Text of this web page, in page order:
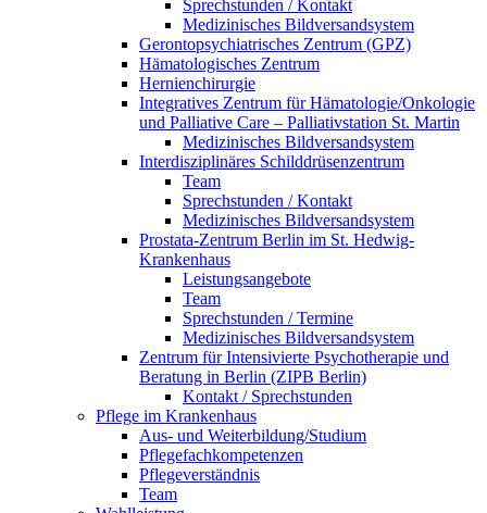
Sprechstunden / Kontakt
Medizinisches Bildversandsystem
Gerontopsychiatrisches Zentrum (GPZ)
Hämatologisches Zentrum
Hernienchirurgie
Integratives Zentrum für Hämatologie/Onkologie
und Palliative Care – Palliativstation St. Martin
Medizinisches Bildversandsystem
Interdisziplinäres Schilddrüsenzentrum
Team
Sprechstunden / Kontakt
Medizinisches Bildversandsystem
Prostata-Zentrum Berlin im St. Hedwig-
Krankenhaus
Leistungsangebote
Team
Sprechstunden / Termine
Medizinisches Bildversandsystem
Zentrum für Intensivierte Psychotherapie und
Beratung in Berlin (ZIPB Berlin)
Kontakt / Sprechstunden
Pflege im Krankenhaus
Aus- und Weiterbildung/Studium
Pflegefachkompetenzen
Pflegeverständnis
Team